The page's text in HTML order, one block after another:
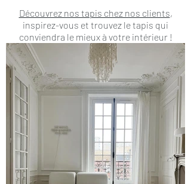
Découvrez nos tapis chez nos clients,
inspirez-vous et trouvez le tapis qui
conviendra le mieux à votre intérieur !